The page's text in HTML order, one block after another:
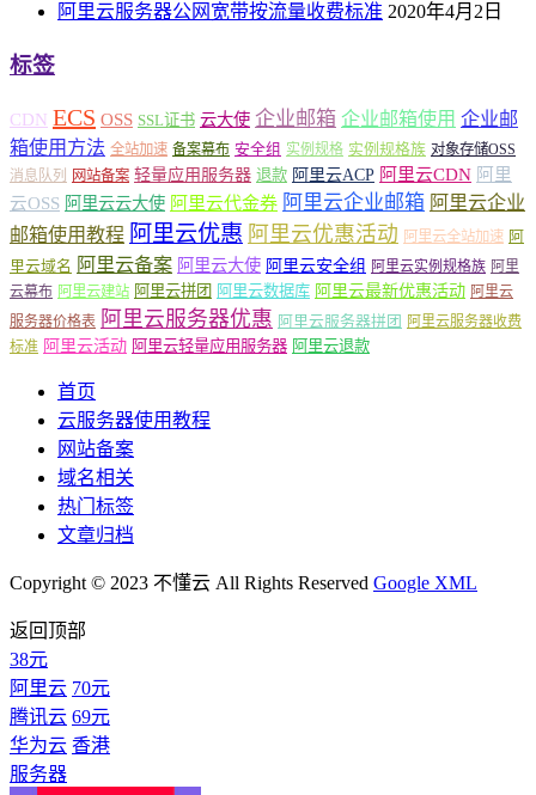
阿里云服务器公网宽带按流量收费标准 2020年4月2日
标签
CDN ECS OSS SSL证书 云大使 企业邮箱 企业邮箱使用 企业邮
箱使用方法 全站加速 备案幕布 安全组 实例规格 实例规格族 对象存储OSS
消息队列
网站备案 轻量应用服务器 退款 阿里云ACP 阿里云CDN 阿里
云OSS 阿里云云大使 阿里云代金券 阿里云企业邮箱 阿里云企业
邮箱使用教程 阿里云优惠 阿里云优惠活动 阿里云全站加速 阿
里云域名 阿里云备案 阿里云大使 阿里云安全组 阿里云实例规格族 阿里
云幕布 阿里云建站 阿里云拼团 阿里云数据库 阿里云最新优惠活动 阿里云
服务器价格表 阿里云服务器优惠 阿里云服务器拼团 阿里云服务器收费
标准 阿里云活动 阿里云轻量应用服务器 阿里云退款
首页
云服务器使用教程
网站备案
域名相关
热门标签
文章归档
Copyright © 2023 不懂云 All Rights Reserved Google XML
返回顶部
38元
阿里云 70元
腾讯云 69元
华为云 香港
服务器